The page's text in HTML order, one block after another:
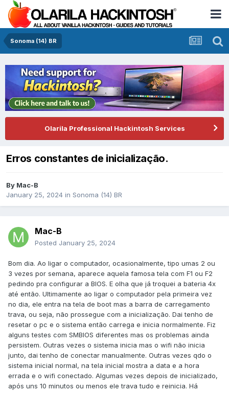
Sonoma (14) BR
Olarila Professional Hackintosh Services
Erros constantes de inicialização.
By Mac-B
January 25, 2024 in Sonoma (14) BR
Mac-B
Posted January 25, 2024
Bom dia. Ao ligar o computador, ocasionalmente, tipo umas 2 ou
3 vezes por semana, aparece aquela famosa tela com F1 ou F2
pedindo pra configurar a BIOS. E olha que já troquei a bateria 4x
até então. Ultimamente ao ligar o computador pela primeira vez
no dia, ele entra na tela de boot mas a barra de carregamento
trava, ou seja, não prossegue com a inicialização. Dai tenho de
resetar o pc e o sistema então carrega e inicia normalmente. Fiz
alguns testes com SMBIOS diferentes mas os problemas ainda
persistem. Outras vezes o sistema inicia mas o wifi não inicia
junto, dai tenho de conectar manualmente. Outras vezes qdo o
sistema inicial normal, na tela inicial mostra a data e a hora
errada e o wifi conectado. Algumas vezes depois de inicializado,
após uns 10 minutos ou menos ele trava tudo e reinicia. Há